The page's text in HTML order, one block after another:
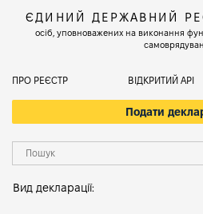
ЄДИНИЙ ДЕРЖАВНИЙ
осіб, уповноважених на виконання
ПРО РЕЄСТР ВІДКРИТИЙ АРІ
Подати
Вид декларації: